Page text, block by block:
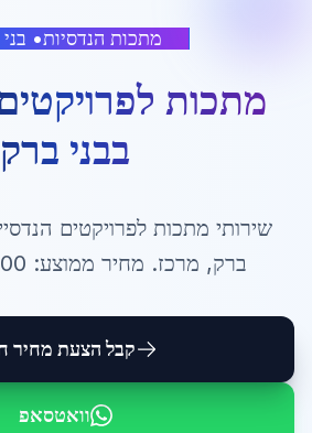
מתכות הנדסיות•
מתכות
בבני ברק
שירותי מתכות לפרויקטים
ברק, מרכז. מחיר ממוצע:
קבל הצעת מחיר
וואטסאפ